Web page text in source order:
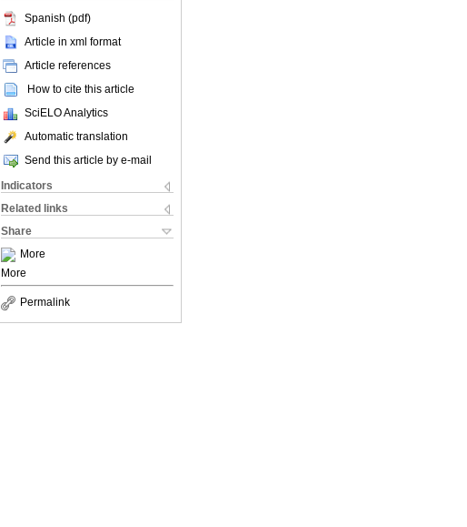
Spanish (pdf)
Article in xml format
Article references
How to cite this article
SciELO Analytics
Automatic translation
Send this article by e-mail
Indicators
Related links
Share
More
More
Permalink